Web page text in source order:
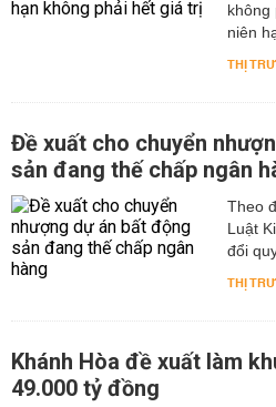
không
niên
THỊ
Đề xuất cho chuyển
sản đang thế chấp ngân
Theo
Luật
đổi
THỊ
Khánh Hòa đề xuất làm
49.000 tỷ đồng